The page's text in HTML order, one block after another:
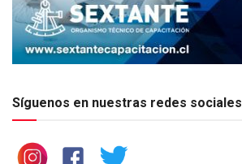
Síguenos en nuestras redes sociales